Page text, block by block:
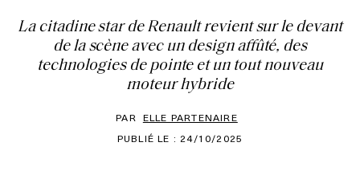
La citadine star de Renault revient sur le devant
de la scène avec un design affûté, des
technologies de pointe et un tout nouveau
moteur hybride
PAR ELLE PARTENAIRE
PUBLIÉ LE : 24/10/2025